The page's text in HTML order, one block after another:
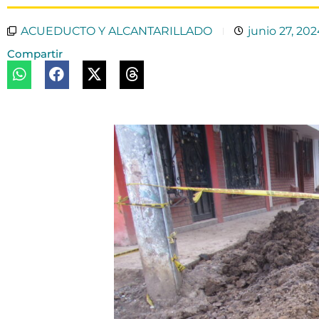
ACUEDUCTO Y ALCANTARILLADO
junio 27,
Compartir